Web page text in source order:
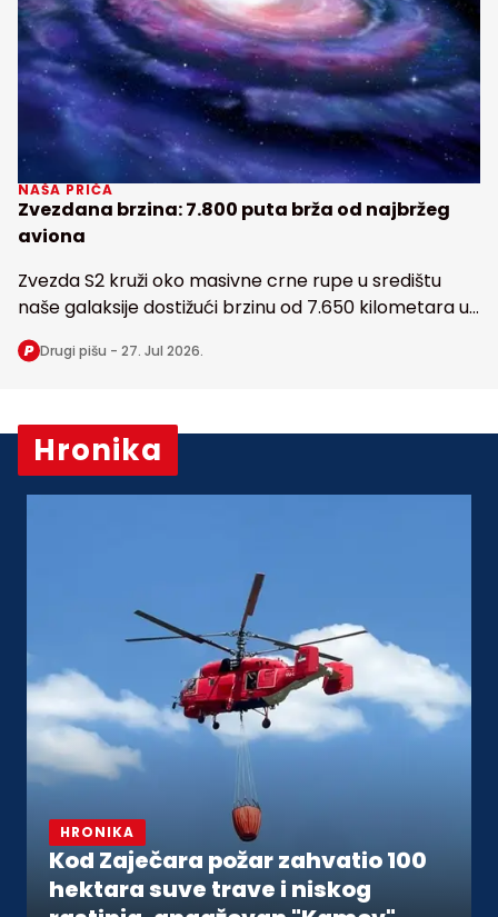
NAŠA PRIČA
Zvezdana brzina: 7.800 puta brža od najbržeg
aviona
Zvezda S2 kruži oko masivne crne rupe u središtu
naše galaksije dostižući brzinu od 7.650 kilometara u
sekundi
Drugi pišu - 27. Jul 2026.
Hronika
Vidi sve
HRONIKA
Kod Zaječara požar zahvatio 100
hektara suve trave i niskog